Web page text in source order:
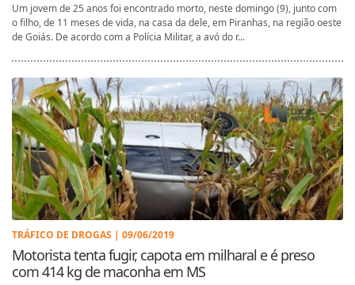
Um jovem de 25 anos foi encontrado morto, neste domingo (9), junto com
o filho, de 11 meses de vida, na casa da dele, em Piranhas, na região oeste
de Goiás. De acordo com a Polícia Militar, a avó do r...
TRÁFICO DE DROGAS | 09/06/2019
Motorista tenta fugir, capota em milharal e é preso
com 414 kg de maconha em MS